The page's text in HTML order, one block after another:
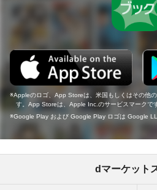
Appleのロゴ、App Storeは、米国もしくはその他
す。App Storeは、Apple Inc.のサービスマークです
Google Play および Google Play ロゴは Google
dマーケット